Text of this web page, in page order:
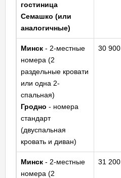
гостиница
Семашко (или
аналогичные)
Минск - 2-местные
номера (2
раздельные кровати
или одна 2-
спальная)
Гродно - номера
стандарт
(двуспальная
кровать и диван)
30 900
Минск - 2-местные
номера (2
31 200